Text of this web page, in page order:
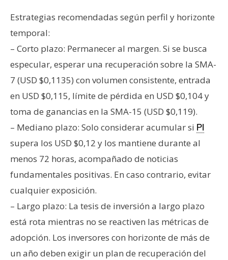
Estrategias recomendadas según perfil y horizonte
temporal:
– Corto plazo: Permanecer al margen. Si se busca
especular, esperar una recuperación sobre la SMA-
7 (USD $0,1135) con volumen consistente, entrada
en USD $0,115, límite de pérdida en USD $0,104 y
toma de ganancias en la SMA-15 (USD $0,119).
– Mediano plazo: Solo considerar acumular si PI
supera los USD $0,12 y los mantiene durante al
menos 72 horas, acompañado de noticias
fundamentales positivas. En caso contrario, evitar
cualquier exposición.
– Largo plazo: La tesis de inversión a largo plazo
está rota mientras no se reactiven las métricas de
adopción. Los inversores con horizonte de más de
un año deben exigir un plan de recuperación del